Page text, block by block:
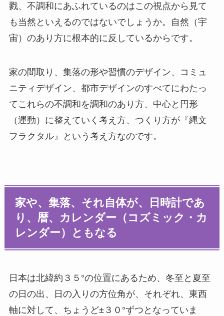
戮、不調和にあふれているのはこの視点から見て
も当然といえるのではないでしょうか。自然（宇
宙）のあり方に根本的に反しているからです。
家の間取り、集落の形や習慣のデザイン、コミュ
ニティデザイン、都市デザインのすべてにわたっ
てこれらの不調和を調和のあり方、中心と円形
（運動）に整えていく考え方、つくり方が『縄文
フラクタル』という考え方なのです。
家や、集落、それ自体が、日時計であ
り、暦、カレンダー（コズミック・カ
レンダー）ともなる
日本は北緯約３５°の位置にあるため、冬至と夏至
の日の出、日の入りの方位角が、それぞれ、東西
軸に対して、ちょうど±３０°ずつとなっていま